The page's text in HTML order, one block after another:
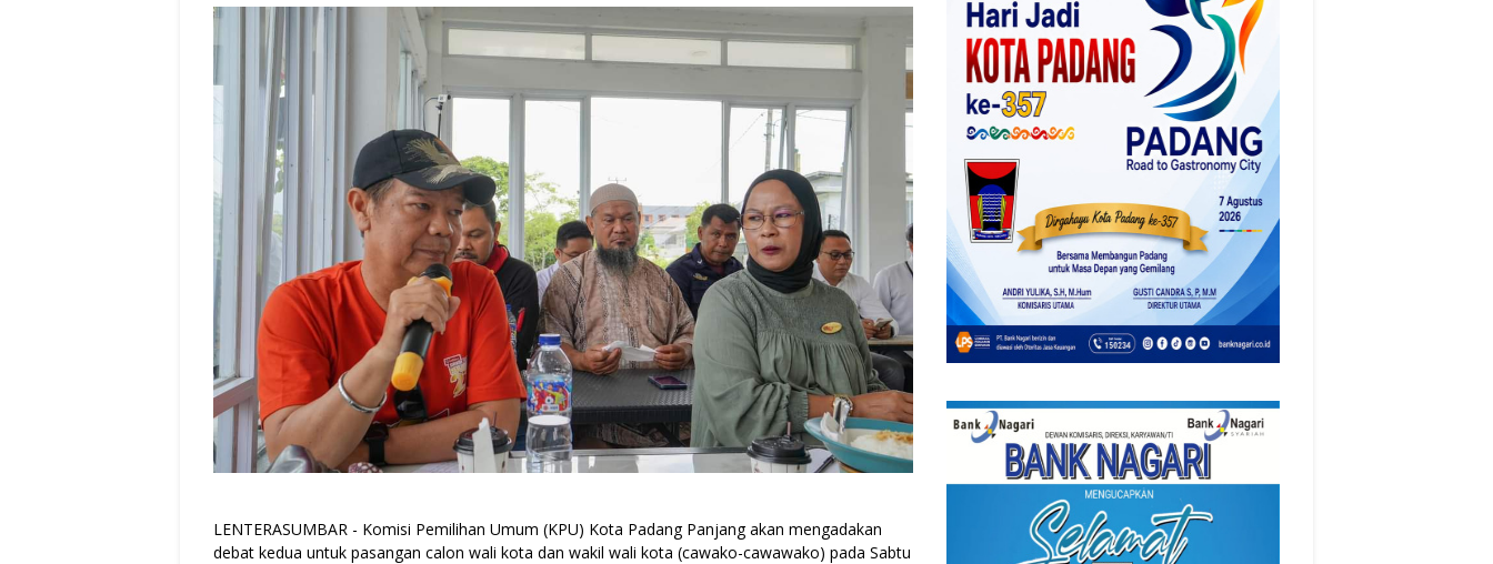
LENTERASUMBAR - Komisi Pemilihan Umum (KPU) Kota Padang Panjang akan mengadakan
debat kedua untuk pasangan calon wali kota dan wakil wali kota (cawako-cawawako) pada Sabtu